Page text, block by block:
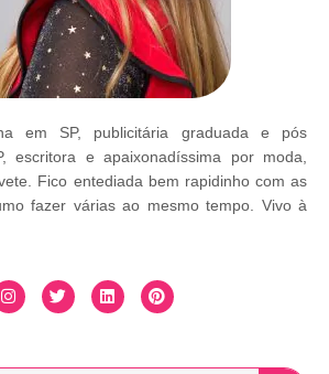
em SP, publicitária graduada e pós
escritora e apaixonadíssima por moda,
Fico entediada bem rapidinho com as
fazer várias ao mesmo tempo. Vivo à